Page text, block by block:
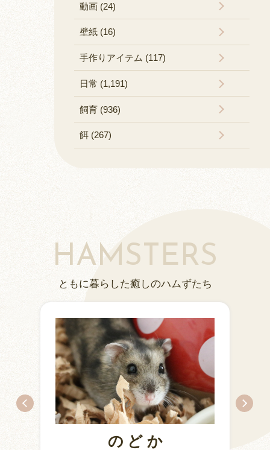
動画 (24)
壁紙 (16)
手作りアイテム (117)
日常 (1,191)
飼育 (936)
餌 (267)
HAMSTERS
ともに暮らした癒しのハムずたち
のどか
ちとせ